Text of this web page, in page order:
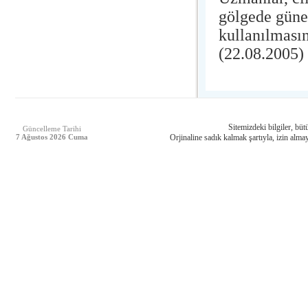
gölgede
(22.08.2005)
Güncelleme Tarihi
7 Ağustos 2026 Cuma
Sitemizdeki bilgiler,
Orjinaline sadık kalmak şartıyla, izin